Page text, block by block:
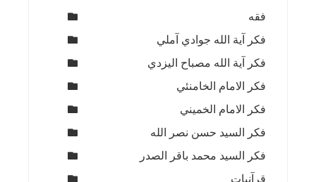
فقه
فكر آية الله جوادي آملي
فكر آية الله مصباح اليزدي
فكر الامام الخامنئي
فكر الامام الخميني
فكر السيد حسن نصر الله
فكر السيد محمد باقر الصدر
قرآنيات